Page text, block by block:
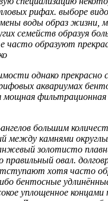
рифах. выборе
воды образ жизни,
семейств образуя
часто образуют
однако прекрасно
аквариумах
мощная фильтрационная
большим
между камнями
золотисто
правильный овал.
хотя часто
бентосные
уплощенное концами